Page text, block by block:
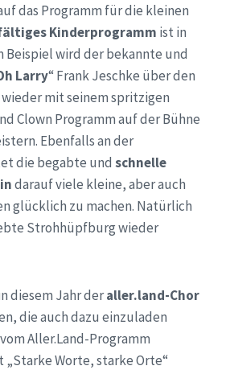
das Programm für die kleinen
Kinderprogramm ist in
Beispiel wird der bekannte und
Larry“ Frank Jeschke über den
mit seinem spritzigen
Clown Programm auf der Bühne
Ebenfalls an der
die begabte und schnelle
darauf viele kleine, aber auch
glücklich zu machen. Natürlich
Strohhüpfburg wieder
diesem Jahr deraller.land-Chor
die auch dazu einzuladen
vom Aller.Land-Programm
Worte, starke Orte“